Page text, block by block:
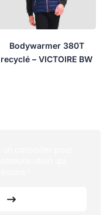
Bodywarmer 380T
recyclé – VICTOIRE BW